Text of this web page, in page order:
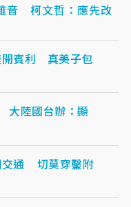
音 柯文哲：應先改
賓利 真美子包
大陸國台辦：顯
交通 切莫穿鑿附